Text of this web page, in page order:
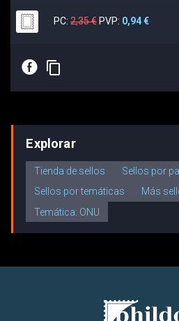
PC: 2,35 € PVP: 0,94 €
E content_copy
Explorar
Tienda de sellos
Sellos por
Sellos por temáticas
Más
Temática: ONU